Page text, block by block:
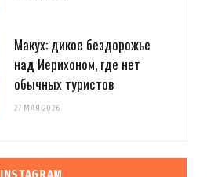
Макух: дикое бездорожье
над Иерихоном, где нет
обычных туристов
27 МАЯ 2026
INSTAGRAM